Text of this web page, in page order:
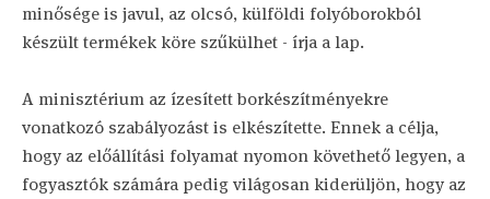
minősége is javul, az olcsó, külföldi folyóborokból
készült termékek köre szűkülhet - írja a lap.
A minisztérium az ízesített borkészítményekre
vonatkozó szabályozást is elkészítette. Ennek a célja,
hogy az előállítási folyamat nyomon követhető legyen, a
fogyasztók számára pedig világosan kiderüljön, hogy az